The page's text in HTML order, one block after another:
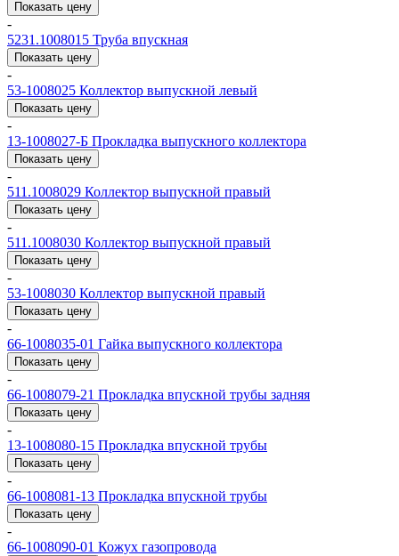
Показать цену
-
5231.1008015 Труба впускная
Показать цену
-
53-1008025 Коллектор выпускной левый
Показать цену
-
13-1008027-Б Прокладка выпускного коллектора
Показать цену
-
511.1008029 Коллектор выпускной правый
Показать цену
-
511.1008030 Коллектор выпускной правый
Показать цену
-
53-1008030 Коллектор выпускной правый
Показать цену
-
66-1008035-01 Гайка выпускного коллектора
Показать цену
-
66-1008079-21 Прокладка впускной трубы задняя
Показать цену
-
13-1008080-15 Прокладка впускной трубы
Показать цену
-
66-1008081-13 Прокладка впускной трубы
Показать цену
-
66-1008090-01 Кожух газопровода